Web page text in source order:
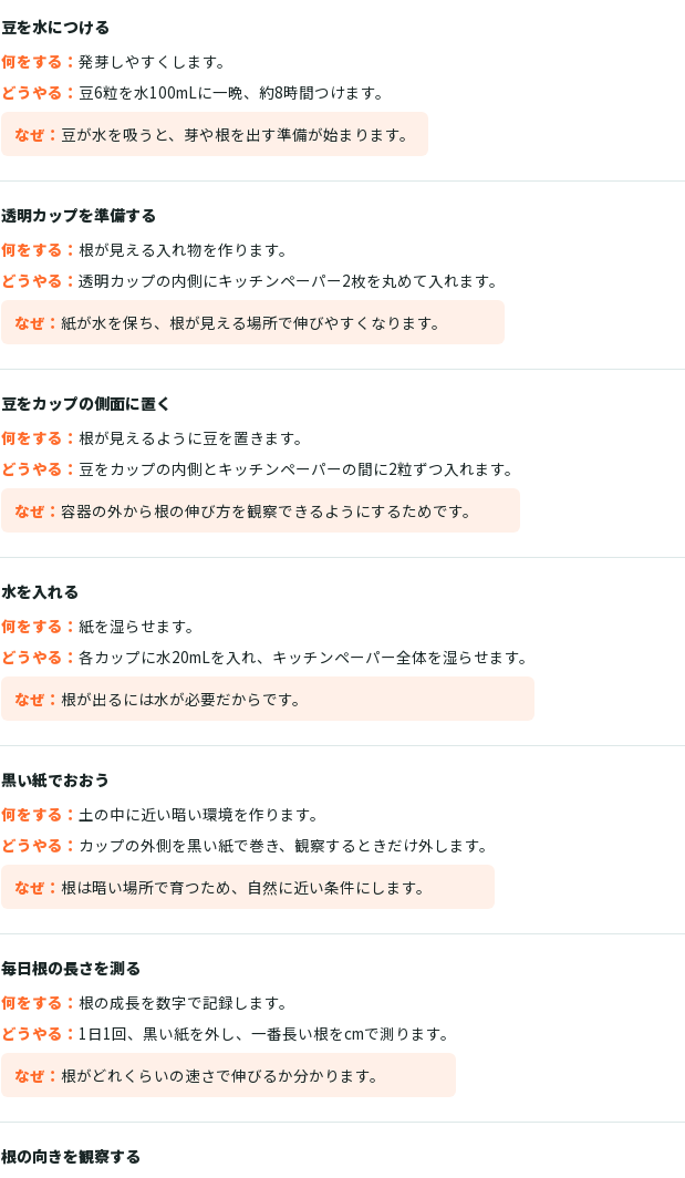
豆を水につける
何をする： 発芽しやすくします。
どうやる： 豆6粒を水100mLに一晩、約8時間つけます。
なぜ： 豆が水を吸うと、芽や根を出す準備が始まります。
透明カップを準備する
何をする： 根が見える入れ物を作ります。
どうやる： 透明カップの内側にキッチンペーパー2枚を丸めて入れます。
なぜ： 紙が水を保ち、根が見える場所で伸びやすくなります。
豆をカップの側面に置く
何をする： 根が見えるように豆を置きます。
どうやる： 豆をカップの内側とキッチンペーパーの間に2粒ずつ入れます。
なぜ： 容器の外から根の伸び方を観察できるようにするためです。
水を入れる
何をする： 紙を湿らせます。
どうやる： 各カップに水20mLを入れ、キッチンペーパー全体を湿らせます。
なぜ： 根が出るには水が必要だからです。
黒い紙でおおう
何をする： 土の中に近い暗い環境を作ります。
どうやる： カップの外側を黒い紙で巻き、観察するときだけ外します。
なぜ： 根は暗い場所で育つため、自然に近い条件にします。
毎日根の長さを測る
何をする： 根の成長を数字で記録します。
どうやる： 1日1回、黒い紙を外し、一番長い根をcmで測ります。
なぜ： 根がどれくらいの速さで伸びるか分かります。
根の向きを観察する